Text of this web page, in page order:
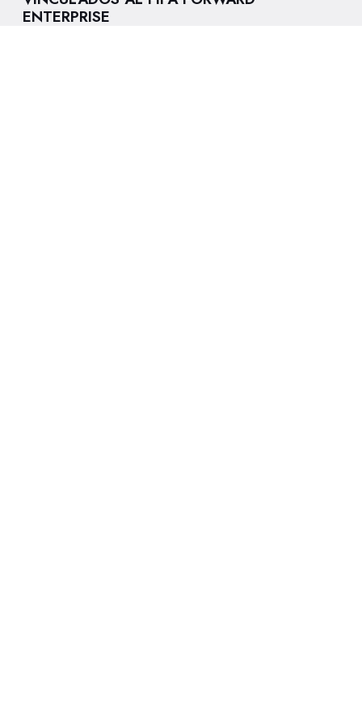
ENTERPRISE